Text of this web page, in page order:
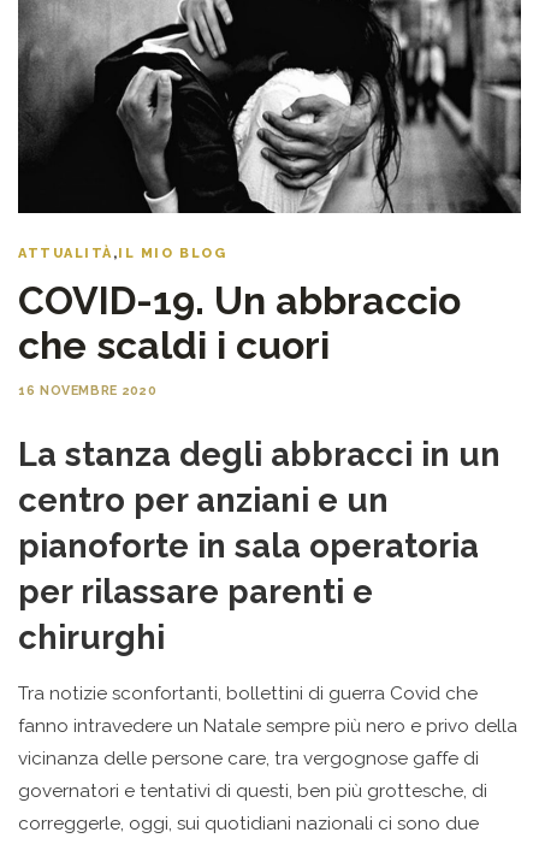
ATTUALITÀ, IL MIO BLOG
COVID-19. Un abbraccio
che scaldi i cuori
16 NOVEMBRE 2020
La stanza degli abbracci in un
centro per anziani e un
pianoforte in sala operatoria
per rilassare parenti e
chirurghi
Tra notizie sconfortanti, bollettini di guerra Covid che
fanno intravedere un Natale sempre più nero e privo della
vicinanza delle persone care, tra vergognose gaffe di
governatori e tentativi di questi, ben più grottesche, di
correggerle, oggi, sui quotidiani nazionali ci sono due